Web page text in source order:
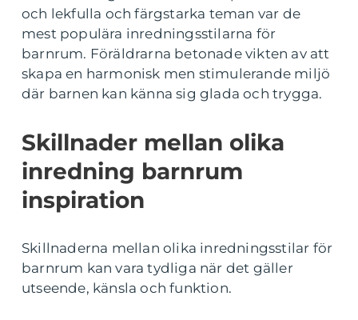
och lekfulla och färgstarka teman var de
mest populära inredningsstilarna för
barnrum. Föräldrarna betonade vikten av att
skapa en harmonisk men stimulerande miljö
där barnen kan känna sig glada och trygga.
Skillnader mellan olika
inredning barnrum
inspiration
Skillnaderna mellan olika inredningsstilar för
barnrum kan vara tydliga när det gäller
utseende, känsla och funktion.